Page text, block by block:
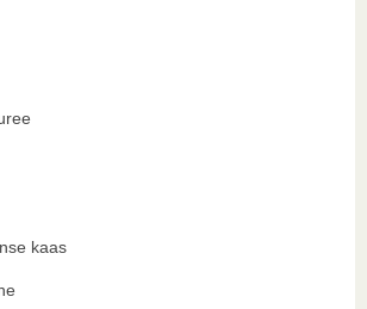
kaas